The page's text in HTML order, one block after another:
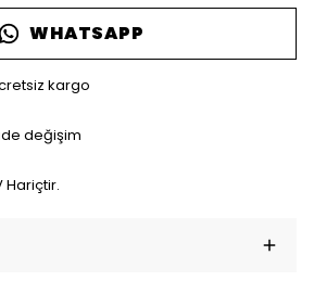
WHATSAPP
kargo
değişim
Hariçtir.